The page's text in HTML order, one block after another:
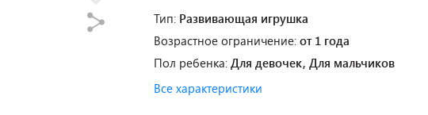
Тип: Развивающая игрушка
Возрастное ограничение: от 1 года
Пол ребенка: Для девочек, Для мальчиков
Все характеристики